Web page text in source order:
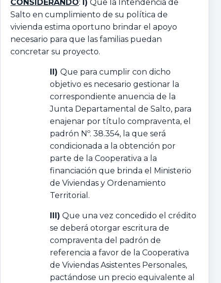
CONSIDERANDO: I) Que la Intendencia de
Salto en cumplimiento de su política de
vivienda estima oportuno brindar el apoyo
necesario para que las familias puedan
concretar su proyecto.
II) Que para cumplir con dicho
objetivo es necesario gestionar la
correspondiente anuencia de la
Junta Departamental de Salto, para
enajenar por título compraventa, el
padrón Nº. 38.354, la que será
condicionada a la obtención por
parte de la Cooperativa a la
financiación que brinda el Ministerio
de Viviendas y Ordenamiento
Territorial.
III) Que una vez concedido el crédito
se deberá otorgar escritura de
compraventa del padrón de
referencia a favor de la Cooperativa
de Viviendas Asistentes Personales,
pactándose un precio equivalente al